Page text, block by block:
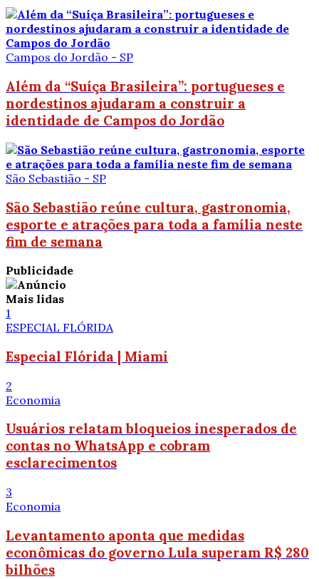
Campos do Jordão - SP
Além da “Suíça Brasileira”: portugueses e
nordestinos ajudaram a construir a
identidade de Campos do Jordão
São Sebastião - SP
São Sebastião reúne cultura, gastronomia,
esporte e atrações para toda a família neste
fim de semana
Publicidade
Mais lidas
1
ESPECIAL FLÓRIDA
Especial Flórida | Miami
2
Economia
Usuários relatam bloqueios inesperados de
contas no WhatsApp e cobram
esclarecimentos
3
Economia
Levantamento aponta que medidas
econômicas do governo Lula superam R$ 280
bilhões